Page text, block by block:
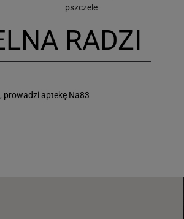
pszczele
RADZI
prowadzi aptekę Na83